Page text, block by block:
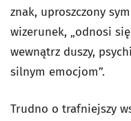
znak, uproszczony
wizerunek, „odnosi
wewnątrz duszy,
silnym emocjom”.
Trudno o trafniejszy